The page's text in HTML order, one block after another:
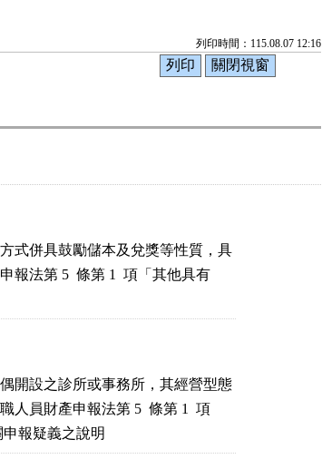
列印時間：115.08.07 12:16
式併具鼓勵儲本及兌獎等性質，具
報法第 5  條第 1  項「其他具有
開設之診所或事務所，其經營型態
人員財產申報法第 5  條第 1  項
報疑義之說明